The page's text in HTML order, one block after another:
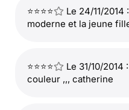
⭐⭐⭐⭐
Le 24/11/
moderne et la jeune
⭐⭐⭐⭐
Le 31/10/
couleur ,,, catherine